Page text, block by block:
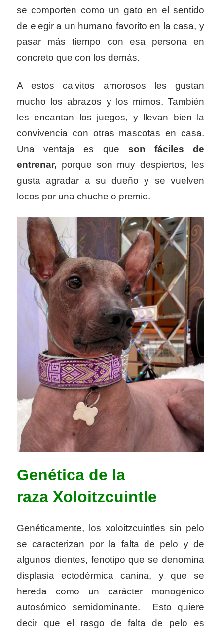
se comporten como un gato en el sentido
de elegir a un humano favorito en la casa, y
pasar más tiempo con esa persona en
concreto que con los demás.
A estos calvitos amorosos les gustan
mucho los abrazos y los mimos. También
les encantan los juegos, y llevan bien la
convivencia con otras mascotas en casa.
Una ventaja es que son fáciles de
entrenar, porque son muy despiertos, les
gusta agradar a su dueño y se vuelven
locos por una chuche o premio.
Genética de la
raza Xoloitzcuintle
Genéticamente, los xoloitzcuintles sin pelo
se caracterizan por la falta de pelo y de
algunos dientes, fenotipo que se denomina
displasia ectodérmica canina, y que se
hereda como un carácter monogénico
autosómico semidominante. Esto quiere
decir que el rasgo de falta de pelo es